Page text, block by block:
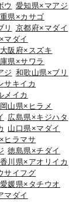
ウ 愛知県×マアジ
県×カサゴ
リ
京都府×マダイ
マダイ
大阪府×スズキ
県×サワラ
ジ 和歌山県×ブリ
サキイカ
メイカ
岡山県×ヒラメ
広島県×キジハタ
山口県×マダイ
ヒラマサ
徳島県×チダイ
香川県×アオリイカ
サイフグ
愛媛県×タチウオ
マダイ